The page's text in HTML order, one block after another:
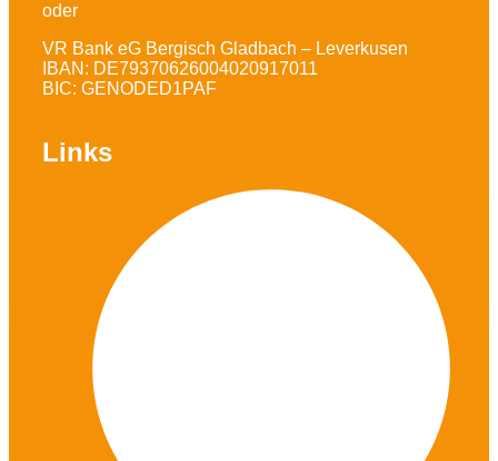
oder
VR Bank eG Bergisch Gladbach – Leverkusen
IBAN: DE79370626004020917011
BIC: GENODED1PAF
Links